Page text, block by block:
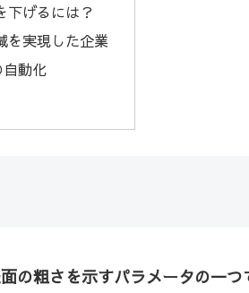
下げるには？
を実現した企業
動化
の粗さを示すパラメータの一